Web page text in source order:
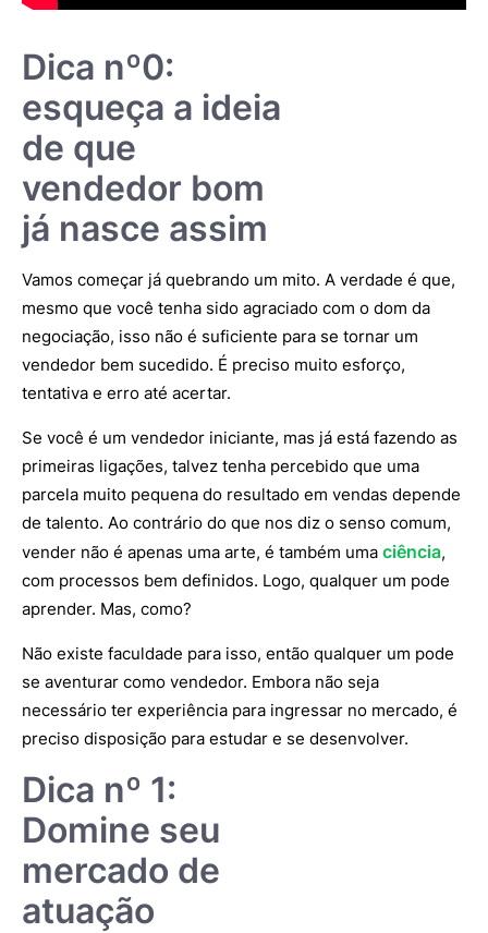
Dica nº0:
esqueça a ideia
de que
vendedor bom
já nasce assim
Vamos começar já quebrando um mito. A verdade é que,
mesmo que você tenha sido agraciado com o dom da
negociação, isso não é suficiente para se tornar um
vendedor bem sucedido. É preciso muito esforço,
tentativa e erro até acertar.
Se você é um vendedor iniciante, mas já está fazendo as
primeiras ligações, talvez tenha percebido que uma
parcela muito pequena do resultado em vendas depende
de talento. Ao contrário do que nos diz o senso comum,
vender não é apenas uma arte, é também uma ciência,
com processos bem definidos. Logo, qualquer um pode
aprender. Mas, como?
Não existe faculdade para isso, então qualquer um pode
se aventurar como vendedor. Embora não seja
necessário ter experiência para ingressar no mercado, é
preciso disposição para estudar e se desenvolver.
Dica nº 1:
Domine seu
mercado de
atuação